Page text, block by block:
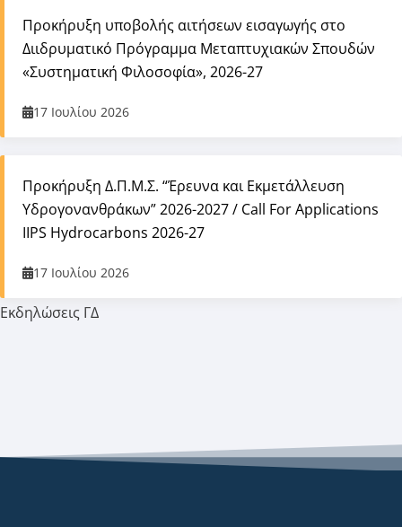
Εκδηλώσεις ΓΔ
Προκήρυξη υποβολής αιτήσεων εισαγωγής στο
Διιδρυματικό Πρόγραμμα Μεταπτυχιακών Σπουδών
«Συστηματική Φιλοσοφία», 2026-27
17 Ιουλίου 2026
Προκήρυξη Δ.Π.Μ.Σ. “Έρευνα και Εκμετάλλευση
Υδρογονανθράκων” 2026-2027 / Call For Applications
IIPS Hydrocarbons 2026-27
17 Ιουλίου 2026